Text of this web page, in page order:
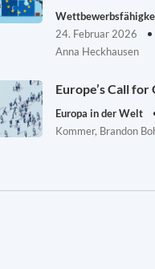
24. Februar 2026
Anna Heckhausen
Europe’s Call
Europa in der Welt
Kommer, Brandon